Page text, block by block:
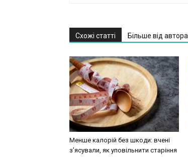
Схожі статті Більше від автора
Менше калорій без шкоди: вчені
з’ясували, як уповільнити старіння